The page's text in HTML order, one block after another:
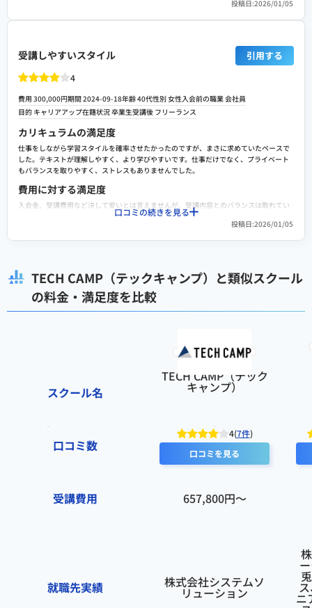
カリキュラムの進みが非常に速いため、特に短期集中型の場合は復習する時間が確保し
くれるメンターの方によって、解説の詳しさや分かりやすさに若干のばらつきを感じる
ことがありました。教え方のクオリティが一定になるような研修の強化や、より高度な
技術的質問に答えられるベテラン講師の常駐枠を増やしてほしいと感じました。
検討者向けにおすすめポイント
「絶対に挫折したくない」「最短でエンジニアになりたい」という強い意志がある方に
強くお勧めします。学習環境の強制力とサポートの厚さは業界随一です。高額な受講料
は自分を追い込むための良いプレッシャーになりますし、何より同じ目標を持つ仲間と
切磋琢磨できるコミュニティの存在は、独学にはない大きなメリットです。
高額ですが、教育訓練給付制度を活用する事で、受講費の最大80%の補助があるメリッ
トがあります。しかし、申請手続きに時間がかかった事と、何度か職業安定所に行って
転職や就職/副業・独立サポートの満足度
3人の講師から手厚いサポートが受けられるので、安心感はあります。無制限で質問する
事が出来る学習環境の充実度の高さや分かりやすいオリジナル教材など、初心者からで
す。
スクールへの改善ポイント
メンターの質にばらつきがあるのが改善ポイントだと思います。現役のエンジニアでは
無い 人やエンジニアの実務経験が無い人や学生などが働いているケースが多いのが現状
です。 信頼関係を築く事が出来るのか不安はあります。
検討者向けにおすすめポイント
未経験からのエンジニア転職に、ほぼノーリスクで挑戦する事が出来るので、非常にお
勧め したいと思います。
投稿日:2026/01/05
受講しやすいスタイル 引用する
4
費用 300,000円期間 2024-09-18年齢 40代性別 女性入会前の職業 会社員
目的 キャリアアップ在籍状況 卒業生受講後 フリーランス
カリキュラムの満足度
仕事をしながら学習スタイルを確率させたかったのですが、まさに求めていたペースで
した。テキストが理解しやすく、より学びやすいです。仕事だけでなく、プライベート
もバランスを取りやすく、ストレスもありませんでした。
費用に対する満足度
入会金、受講費用など決して安いとは言えませんが、受講内容とのバランスは取れてい
たと思います。リーズナブルを強みとしたスクールに比べると費用面では劣りますが、
てはサポートに関して満足度は高くありませんでした。学んだことを身に付きやすいの
は良いのですが、幅広い世代が飛躍できると嬉しいです。
スクールへの改善ポイント
仕事をしながら受講しやすいシステムなので、仕事とプライベートを両立させたい人は
充実できると思いました
口コミの続きを見る
投稿日:2026/01/05
TECH CAMP（テックキャンプ）と類似スクール
の料金・満足度を比較
スクール名
TECH CAMP（テック
キャンプ）
口コミ数
4(7件)
口コミを見る
受講費用 657,800円〜
就職先実績 株式会社システムソ
リューション ニ